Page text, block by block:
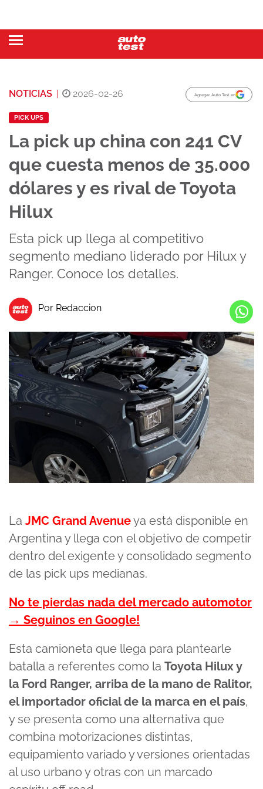
NOTICIAS | 2026-02-26 Agregar Auto Test en
PICK UPS
La pick up china con 241 CV
que cuesta menos de 35.000
dólares y es rival de Toyota
Hilux
Esta pick up llega al competitivo
segmento mediano liderado por Hilux y
Ranger. Conoce los detalles.
Por Redaccion
La JMC Grand Avenueya está disponible en
Argentina y llega con el objetivo de competir
dentro del exigente y consolidado segmento
de las pick ups medianas.
No te pierdas nada del mercado automotor
→ Seguinos en Google!
Esta camioneta que llega para plantearle
batalla a referentes como la Toyota Hilux y
la Ford Ranger, arriba de la mano de Ralitor,
el importador oficial de la marca en el país,
y se presenta como una alternativa que
combina motorizaciones distintas,
equipamiento variado y versiones orientadas
al uso urbano y otras con un marcado